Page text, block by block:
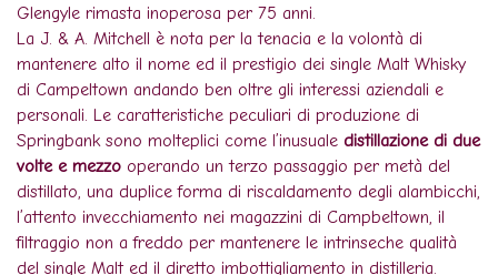
Glengyle rimasta inoperosa per 75 anni.
La J. & A. Mitchell è nota per la tenacia e la volontà di
mantenere alto il nome ed il prestigio dei single Malt Whisky
di Campeltown andando ben oltre gli interessi aziendali e
personali. Le caratteristiche peculiari di produzione di
Springbank sono molteplici come l’inusuale distillazione di due
volte e mezzo operando un terzo passaggio per metà del
distillato, una duplice forma di riscaldamento degli alambicchi,
l’attento invecchiamento nei magazzini di Campbeltown, il
filtraggio non a freddo per mantenere le intrinseche qualità
del single Malt ed il diretto imbottigliamento in distilleria.